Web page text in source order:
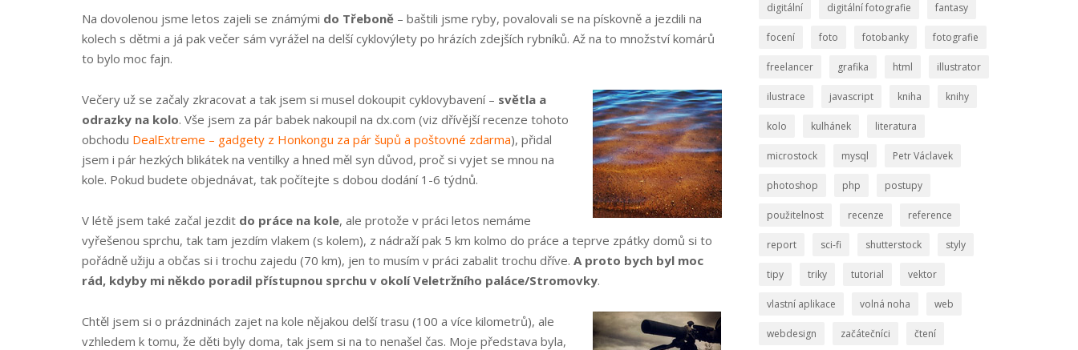
Na dovolenou jsme letos zajeli se známými do Třeboně – baštili jsme ryby, povalovali se na pískovně a jezdili na
kolech s dětmi a já pak večer sám vyrážel na delší cyklovýlety po hrázích zdejších rybníků. Až na to množství komárů
to bylo moc fajn.
Večery už se začaly zkracovat a tak jsem si musel dokoupit cyklovybavení – světla a
odrazky na kolo. Vše jsem za pár babek nakoupil na dx.com (viz dřívější recenze tohoto
obchodu DealExtreme – gadgety z Honkongu za pár šupů a poštovné zdarma), přidal
jsem i pár hezkých blikátek na ventilky a hned měl syn důvod, proč si vyjet se mnou na
kole. Pokud budete objednávat, tak počítejte s dobou dodání 1-6 týdnů.
V létě jsem také začal jezdit do práce na kole, ale protože v práci letos nemáme
vyřešenou sprchu, tak tam jezdím vlakem (s kolem), z nádraží pak 5 km kolmo do práce a teprve zpátky domů si to
pořádně užiju a občas si i trochu zajedu (70 km), jen to musím v práci zabalit trochu dříve. A proto bych byl moc
rád, kdyby mi někdo poradil přístupnou sprchu v okolí Veletržního paláce/Stromovky.
Chtěl jsem si o prázdninách zajet na kole nějakou delší trasu (100 a více kilometrů), ale
vzhledem k tomu, že děti byly doma, tak jsem si na to nenašel čas. Moje představa byla,
digitální digitální fotografie fantasy
focení foto fotobanky fotografie
freelancer grafika html illustrator
ilustrace javascript kniha knihy
kolo kulhánek literatura
microstock mysql Petr Václavek
photoshop php postupy
použitelnost recenze reference
report sci-fi shutterstock styly
tipy triky tutorial vektor
vlastní aplikace volná noha web
webdesign začátečníci čtení